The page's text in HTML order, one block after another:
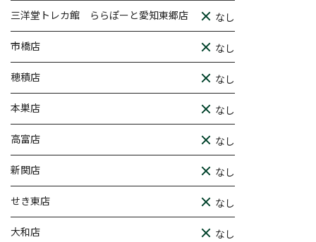
三洋堂トレカ館 ららぽーと愛知東郷店 なし
市橋店 なし
穂積店 なし
本巣店 なし
高富店 なし
新関店 なし
せき東店 なし
大和店 なし